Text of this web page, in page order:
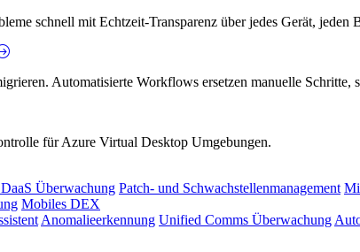
schnell mit Echtzeit-Transparenz über jedes Gerät,
Automatisierte Workflows ersetzen manuelle
für Azure Virtual Desktop Umgebungen.
Überwachung Patch- und Schwachstellenmanagement
Mobiles DEX
Anomalieerkennung Unified Comms Überwachung